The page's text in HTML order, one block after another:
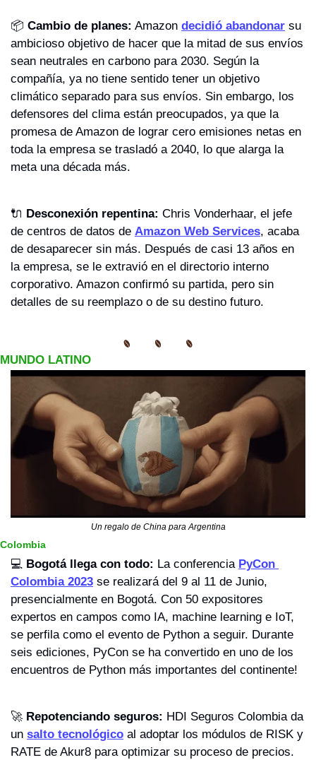
📦 Cambio de planes: Amazon decidió abandonar su
ambicioso objetivo de hacer que la mitad de sus envíos
sean neutrales en carbono para 2030. Según la
compañía, ya no tiene sentido tener un objetivo
climático separado para sus envíos. Sin embargo, los
defensores del clima están preocupados, ya que la
promesa de Amazon de lograr cero emisiones netas en
toda la empresa se trasladó a 2040, lo que alarga la
meta una década más.
🔌 Desconexión repentina: Chris Vonderhaar, el jefe
de centros de datos de Amazon Web Services, acaba
de desaparecer sin más. Después de casi 13 años en
la empresa, se le extravió en el directorio interno
corporativo. Amazon confirmó su partida, pero sin
detalles de su reemplazo o de su destino futuro.
MUNDO LATINO
Un regalo de China para Argentina
Colombia
💻 Bogotá llega con todo: La conferencia PyCon
Colombia 2023 se realizará del 9 al 11 de Junio,
presencialmente en Bogotá. Con 50 expositores
expertos en campos como IA, machine learning e IoT,
se perfila como el evento de Python a seguir. Durante
seis ediciones, PyCon se ha convertido en uno de los
encuentros de Python más importantes del continente!
🚀 Repotenciando seguros: HDI Seguros Colombia da
un salto tecnológico al adoptar los módulos de RISK y
RATE de Akur8 para optimizar su proceso de precios.